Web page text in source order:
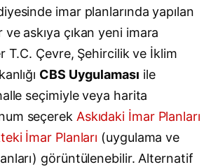
imar planlarında yapılan
askıya çıkan yeni imara
T.C. Çevre, Şehircilik ve İklim
CBS Uygulaması ile
seçimiyle veya harita
seçerek Askıdaki İmar Planları
İmar Planları (uygulama ve
görüntülenebilir. Alternatif